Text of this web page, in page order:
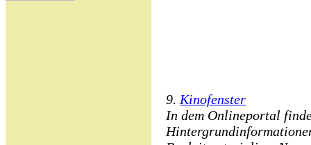
9. Kinofenster
In dem Onlineportal